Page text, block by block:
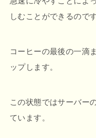
しむことができるのです
コーヒーの最後の一滴
ップします。
この状態ではサーバー
ています。